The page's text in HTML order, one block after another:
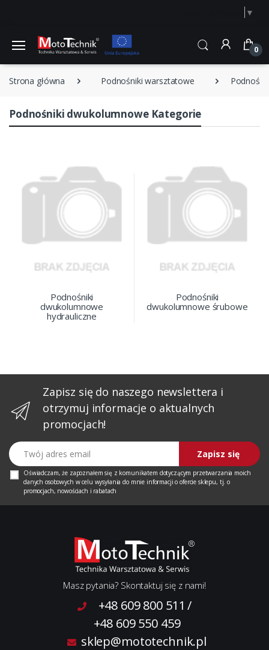
▼
0
Strona główna Podnośniki warsztatowe
Podnośniki dwukolumnowe Kategorie
Podnośniki
dwukolumnowe
hydrauliczne
Podnośniki
dwukolumnowe śrubowe
Zapisz się do naszego newslettera i
otrzymuj informacje o aktualnych
promocjach!
Twój adres email
Zapisz się
Oświadczam, że zapoznałem się z komunikatem dotyczącym przetwarzania moich
danych osobowych w celu wysyłania do mnie informacji o ofercie sklepu, tj. o
promocjach, nowościach i rabatach
Masz pytania? Skontaktuj się z nami!
+48 609 800 511 /
+48 609 550 459
sklep@mototechnik.pl